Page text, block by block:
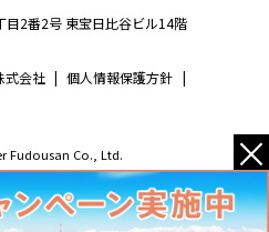
式会社 | 個人情報保護方針 |
目2番2号 東宝日比谷ビル14階
Fudousan Co., Ltd. ×